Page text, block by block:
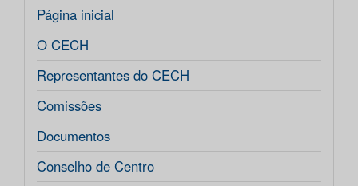
Página inicial
O CECH
Representantes do CECH
Comissões
Documentos
Conselho de Centro